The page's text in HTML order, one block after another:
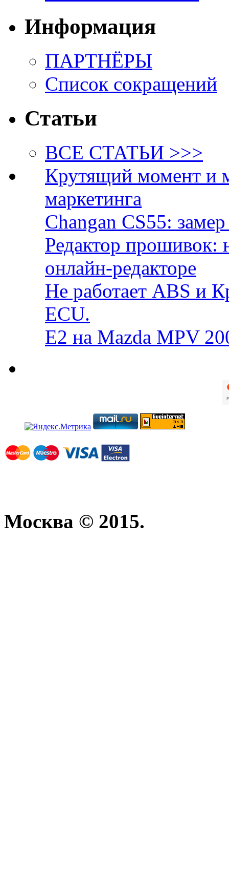
Информация
ПАРТНЁРЫ
Список сокращений
Статьи
ВСЕ СТАТЬИ >>>
Крутящий момент и
маркетинга
Changan CS55:
Редактор прошивок:
онлайн-редакторе
Не работает ABS и
ECU.
E2 на Mazda MPV
Москва © 2015.